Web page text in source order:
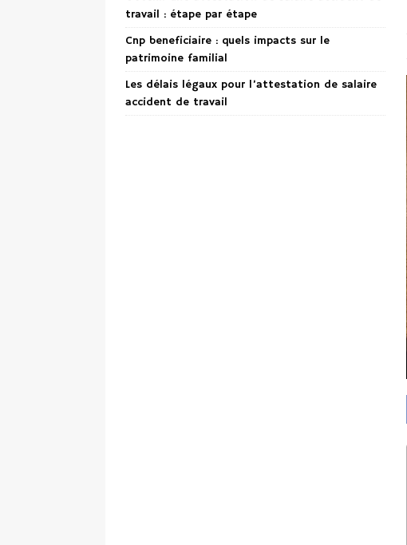
travail : étape par étape
Cnp beneficiaire : quels impacts sur le
patrimoine familial
Les délais légaux pour l’attestation de salaire
accident de travail